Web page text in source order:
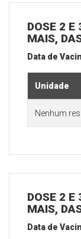
DOSE 2 E
MAIS,
Data de
Unidade
Nenhum
DOSE 2 E
MAIS,
Data de